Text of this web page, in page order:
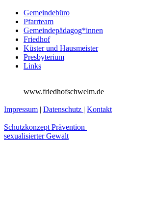
Gemeindebüro
Pfarrteam
Gemeindepädagog*innen
Friedhof
Küster und Hausmeister
Presbyterium
Links
www.friedhofschwelm.de
Impressum Datenschutz Kontakt
Schutzkonzept Prävention
sexualisierter Gewalt